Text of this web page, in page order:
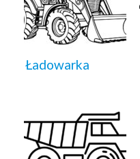
Ładowarka